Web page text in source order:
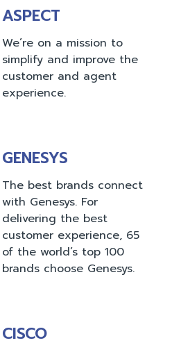
ASPECT
We’re on a mission to
simplify and improve the
customer and agent
experience.
GENESYS
The best brands connect
with Genesys. For
delivering the best
customer experience, 65
of the world’s top 100
brands choose Genesys.
CISCO